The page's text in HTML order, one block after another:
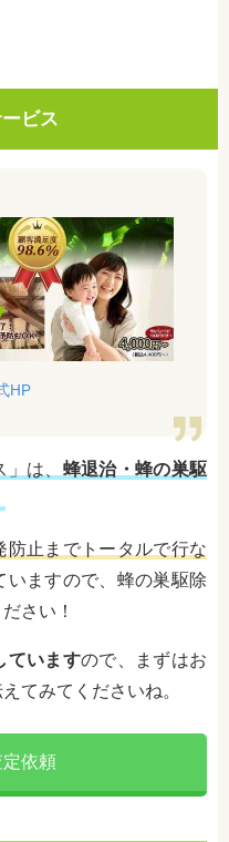
ビス
HP
は、 蜂退治・蜂の巣駆
止までトータルで行な
ますので、蜂の巣駆除
さい！
ていますので、まずはお
てみてくださいね。
依頼